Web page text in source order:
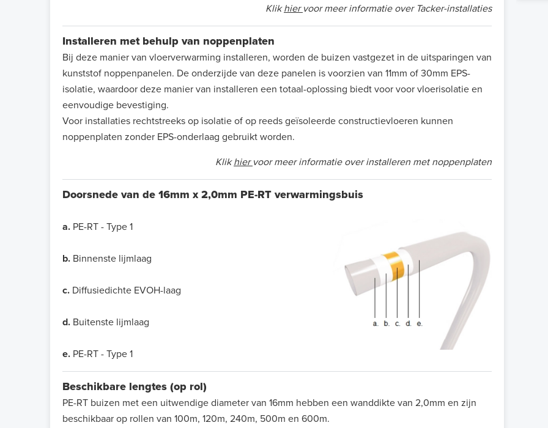
Klikhier voor meer informatie over Tacker-installaties
Installeren met behulp van noppenplaten
Bij deze manier van vloerverwarming installeren, worden de buizen vastgezet in de uitsparingen van
kunststof noppenpanelen. De onderzijde van deze panelen is voorzien van 11mm of 30mm EPS-
isolatie, waardoor deze manier van installeren een totaal-oplossing biedt voor voor vloerisolatie en
eenvoudige bevestiging.
Voor installaties rechtstreeks op isolatie of op reeds geïsoleerde constructievloeren kunnen
noppenplaten zonder EPS-onderlaag gebruikt worden.
Klikhier voor meer informatie over installeren met noppenplaten
Doorsnede van de 16mm x 2,0mm PE-RT verwarmingsbuis
a. PE-RT - Type 1
b. Binnenste lijmlaag
c. Diffusiedichte EVOH-laag
d. Buitenste lijmlaag
e. PE-RT - Type 1
Beschikbare lengtes (op rol)
PE-RT buizen met een uitwendige diameter van 16mm hebben een wanddikte van 2,0mm en zijn
beschikbaar op rollen van 100m, 120m, 240m, 500m en 600m.